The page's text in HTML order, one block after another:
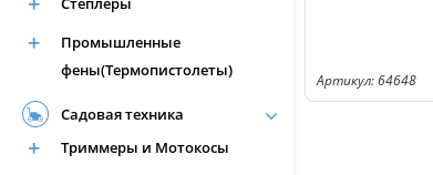
Промышленные
фены(Термопистолеты)
Садовая техника
Триммеры и Мотокосы
Артикул: 64648